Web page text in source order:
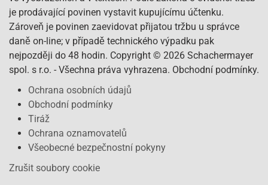
je prodávající povinen vystavit kupujícímu účtenku.
Zároveň je povinen zaevidovat přijatou tržbu u správce
daně on-line; v případě technického výpadku pak
nejpozději do 48 hodin. Copyright © 2026 Schachermayer
spol. s r.o. - Všechna práva vyhrazena. Obchodní podmínky.
Ochrana osobních údajů
Obchodní podmínky
Tiráž
Ochrana oznamovatelů
Všeobecné bezpečnostní pokyny
Zrušit soubory cookie